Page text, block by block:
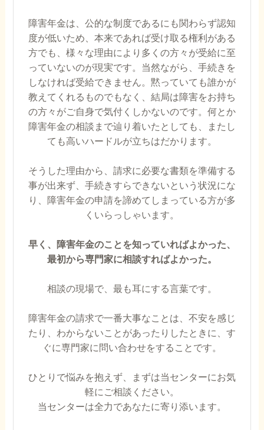
障害年金は、公的な制度であるにも関わらず認知
度が低いため、本来であれば受け取る権利がある
方でも、様々な理由により多くの方々が受給に至
っていないのが現実です。当然ながら、手続きを
しなければ受給できません。黙っていても誰かが
教えてくれるものでもなく、結局は障害をお持ち
の方々がご自身で気付くしかないのです。何とか
障害年金の相談まで辿り着いたとしても、またし
ても高いハードルが立ちはだかります。
そうした理由から、請求に必要な書類を準備する
事が出来ず、手続きすらできないという状況にな
り、障害年金の申請を諦めてしまっている方が多
くいらっしゃいます。
早く、障害年金のことを知っていればよかった、
最初から専門家に相談すればよかった。
相談の現場で、最も耳にする言葉です。
障害年金の請求で一番大事なことは、不安を感じ
たり、わからないことがあったりしたときに、す
ぐに専門家に問い合わせをすることです。
ひとりで悩みを抱えず、まずは当センターにお気
軽にご相談ください。
当センターは全力であなたに寄り添います。